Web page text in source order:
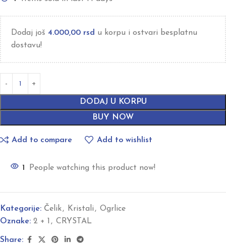
Dodaj još 4.000,00 rsd u korpu i ostvari besplatnu
dostavu!
DODAJ U KORPU
BUY NOW
Add to compare Add to wishlist
1 People watching this product now!
Kategorije: Čelik, Kristali , Ogrlice
Oznake: 2 + 1 , CRYSTAL
Share: